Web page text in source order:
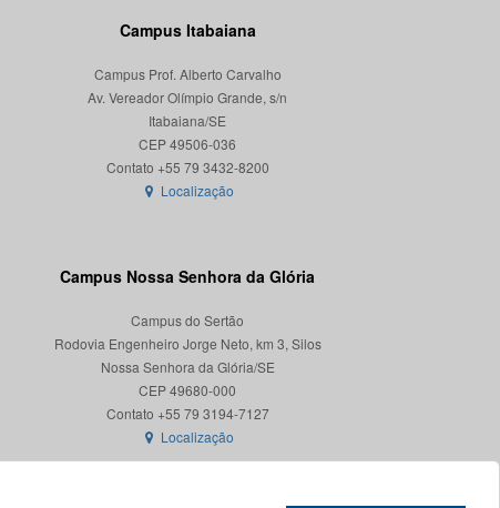
Campus Itabaiana
Campus Prof. Alberto Carvalho
Av. Vereador Olímpio Grande, s/n
Itabaiana/SE
CEP 49506-036
Localização
Campus Nossa Senhora da Glória
Campus do Sertão
Rodovia Engenheiro Jorge Neto, km 3, Silos
Nossa Senhora da Glória/SE
CEP 49680-000
Contato +55 79 3194-7127
Localização